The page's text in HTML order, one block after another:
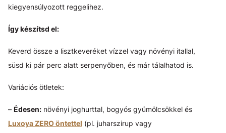
kiegyensúlyozott reggelihez.
Így készítsd el:
Keverd össze a lisztkeveréket vízzel vagy növényi itallal,
süsd ki pár perc alatt serpenyőben, és már tálalhatod is.
Variációs ötletek:
– Édesen: növényi joghurttal, bogyós gyümölcsökkel és
Luxoya ZERO öntettel (pl. juharszirup vagy